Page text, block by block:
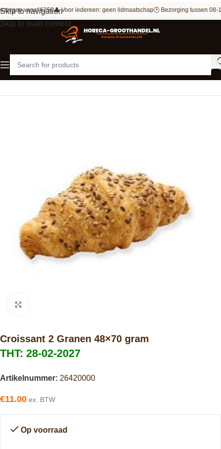
Skip to navigation
Skip to main content
vanaf €250👤 Voor iedereen: geen lidmaatschap🕒 Bezorging tussen 08-
Home Bakkerij Croissants
Croissant 2 Granen 48×70 gram
THT: 28-02-2027
Artikelnummer: 26420000
€11.00 ex. BTW
Op voorraad